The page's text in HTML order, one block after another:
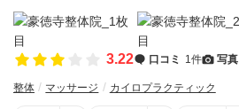
3.22 口コミ 1件 写真
整体 マッサージ カイロプラクティック